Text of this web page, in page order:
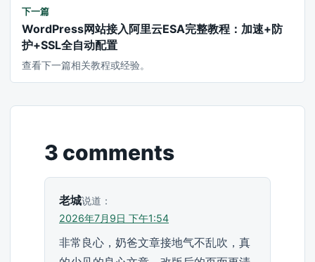
下一篇
WordPress网站接入阿里云ESA完整教程：加速+防
护+SSL全自动配置
查看下一篇相关教程或经验。
3 comments
老城说道：
2026年7月9日 下午1:54
非常良心，奶爸文章接地气不乱吹，真